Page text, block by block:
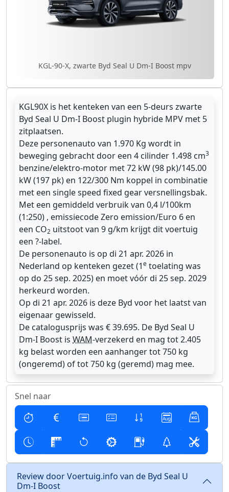
KGL-90-X, zwarte Byd Seal U Dm-I Boost mpv
KGL90X is het kenteken van een 5-deurs zwarte
Byd Seal U Dm-I Boost plugin hybride MPV met 5
zitplaatsen.
Deze personenauto van 1.970 Kg wordt in
beweging gebracht door een 4 cilinder 1.498 cm3
benzine/elektro-motor met 72 kW (98 pk)/145.00
kW (197 pk) en 122/300 Nm koppel in combinatie
met een single speed fixed gear versnellingsbak.
Met een gemiddeld verbruik van 0,4 l/100km
(1:250) , emissiecode Zero emission/Euro 6 en
een CO2 uitstoot van 9 g/km krijgt dit voertuig
een ?-label.
De personenauto is op di 21 apr. 2026 in
Nederland op kenteken gezet (1e toelating was
op do 25 sep. 2025) en moet vóór di 25 sep. 2029
herkeurd worden.
Op di 21 apr. 2026 is deze Byd voor het laatst van
eigenaar gewisseld.
De catalogusprijs was € 39.695. De Byd Seal U
Dm-I Boost is WAM-verzekerd en mag tot 2.405
kg belast worden een aanhanger tot 750 kg
(ongeremd) of tot 750 kg (geremd) mag mee.
Snel naar
Review door Voertuig.info van de Byd Seal U
Dm-I Boost